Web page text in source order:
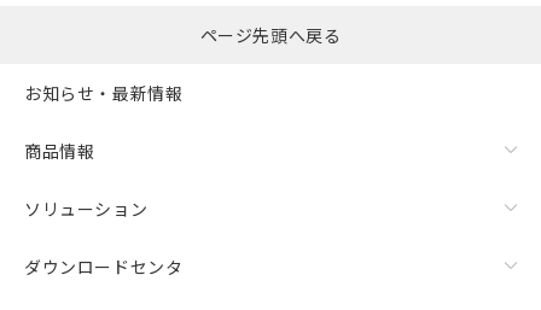
ページ先頭へ戻る
お知らせ・最新情報
商品情報
ソリューション
ダウンロードセンタ